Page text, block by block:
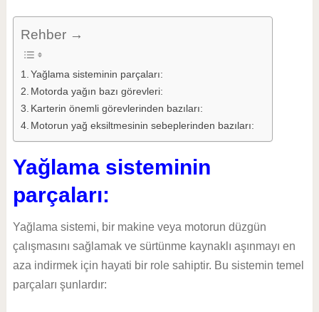
Rehber →
Yağlama sisteminin parçaları:
Motorda yağın bazı görevleri:
Karterin önemli görevlerinden bazıları:
Motorun yağ eksiltmesinin sebeplerinden bazıları:
Yağlama sisteminin
parçaları:
Yağlama sistemi, bir makine veya motorun düzgün
çalışmasını sağlamak ve sürtünme kaynaklı aşınmayı en
aza indirmek için hayati bir role sahiptir. Bu sistemin temel
parçaları şunlardır: